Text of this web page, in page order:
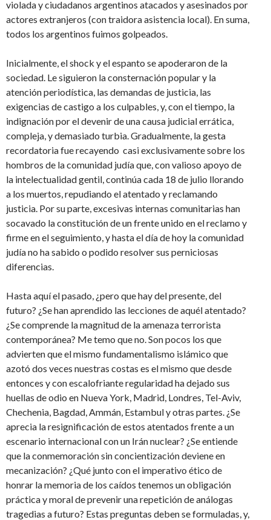
violada y ciudadanos argentinos atacados y asesinados por
actores extranjeros (con traidora asistencia local). En suma,
todos los argentinos fuimos golpeados.
Inicialmente, el shock y el espanto se apoderaron de la
sociedad. Le siguieron la consternación popular y la
atención periodística, las demandas de justicia, las
exigencias de castigo a los culpables, y, con el tiempo, la
indignación por el devenir de una causa judicial errática,
compleja, y demasiado turbia. Gradualmente, la gesta
recordatoria fue recayendo casi exclusivamente sobre los
hombros de la comunidad judía que, con valioso apoyo de
la intelectualidad gentil, continúa cada 18 de julio llorando
a los muertos, repudiando el atentado y reclamando
justicia. Por su parte, excesivas internas comunitarias han
socavado la constitución de un frente unido en el reclamo y
firme en el seguimiento, y hasta el día de hoy la comunidad
judía no ha sabido o podido resolver sus perniciosas
diferencias.
Hasta aquí el pasado, ¿pero que hay del presente, del
futuro? ¿Se han aprendido las lecciones de aquél atentado?
¿Se comprende la magnitud de la amenaza terrorista
contemporánea? Me temo que no. Son pocos los que
advierten que el mismo fundamentalismo islámico que
azotó dos veces nuestras costas es el mismo que desde
entonces y con escalofriante regularidad ha dejado sus
huellas de odio en Nueva York, Madrid, Londres, Tel-Aviv,
Chechenia, Bagdad, Ammán, Estambul y otras partes. ¿Se
aprecia la resignificación de estos atentados frente a un
escenario internacional con un Irán nuclear? ¿Se entiende
que la conmemoración sin concientización deviene en
mecanización? ¿Qué junto con el imperativo ético de
honrar la memoria de los caídos tenemos un obligación
práctica y moral de prevenir una repetición de análogas
tragedias a futuro? Estas preguntas deben se formuladas, y,